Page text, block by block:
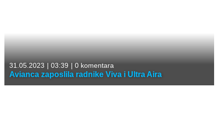
31.05.2023 | 03:39 | 0 komentara
Avianca zaposlila radnike Viva i Ultra Aira